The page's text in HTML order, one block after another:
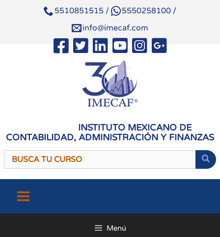
5510851515 / 5550258100 /
info@imecaf.com
INSTITUTO MEXICANO DE
CONTABILIDAD, ADMINISTRACIÓN Y FINANZAS
Menú